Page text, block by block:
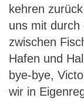
kehren
uns mit durch
zwischen
Hafen und
bye-bye,
wir in